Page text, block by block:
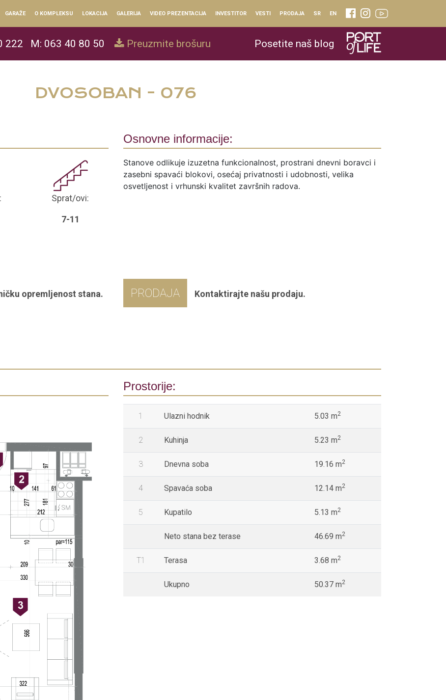
GARAŽE O KOMPLEKSU LOKACIJA GALERIJA VIDEO PREZENTACIJA INVESTITOR VESTI PRODAJA SR EN
222 M: 063 40 80 50 Preuzmite brošuru Posetite naš blog
DVOSOBAN - 076
Sprat/ovi:
7-11
opremljenost stana.
Osnovne informacije:
Stanove odlikuje izuzetna funkcionalnost, prostrani dnevni boravci i
zasebni spavaći blokovi, osećaj privatnosti i udobnosti, velika
osvetljenost i vrhunski kvalitet završnih radova.
PRODAJA Kontaktirajte našu prodaju.
Prostorije:
1 Ulazni hodnik 5.03 m2
2 Kuhinja 5.23 m2
3 Dnevna soba 19.16 m2
4 Spavaća soba 12.14 m2
5 Kupatilo 5.13 m2
Neto stana bez terase 46.69 m2
T1 Terasa 3.68 m2
Ukupno 50.37 m2